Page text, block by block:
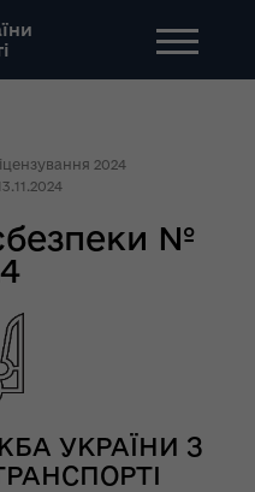
2024
№
УКРАЇНИ З